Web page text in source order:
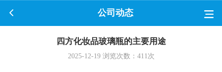
公司动态
四方化妆品玻璃瓶的主要用途
2025-12-19浏览次数： 411次